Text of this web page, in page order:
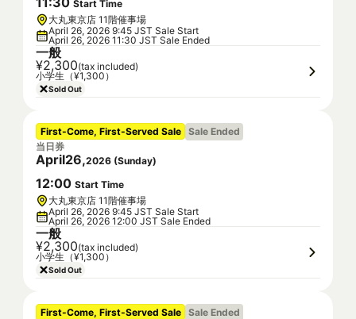
Start Time
大丸東京店 11階催事場
April 26, 2026 9:45 JST Sale Start
April 26, 2026 11:30 JST Sale Ended
一般
¥2,300(tax included)
小学生（¥1,300）
Sold Out
First-Come, First-Served Sale Sale Ended
当日券
April26,2026 (Sunday)
12:00 Start Time
大丸東京店 11階催事場
April 26, 2026 9:45 JST Sale Start
April 26, 2026 12:00 JST Sale Ended
一般
¥2,300(tax included)
小学生（¥1,300）
Sold Out
First-Come, First-Served Sale Sale Ended